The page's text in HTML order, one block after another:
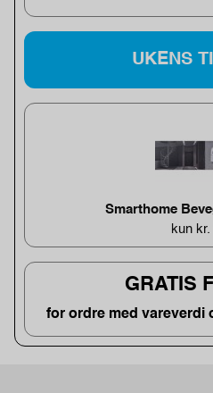
UKENS
Smarthome
kun kr.
GRATIS
for ordre med vareverdi